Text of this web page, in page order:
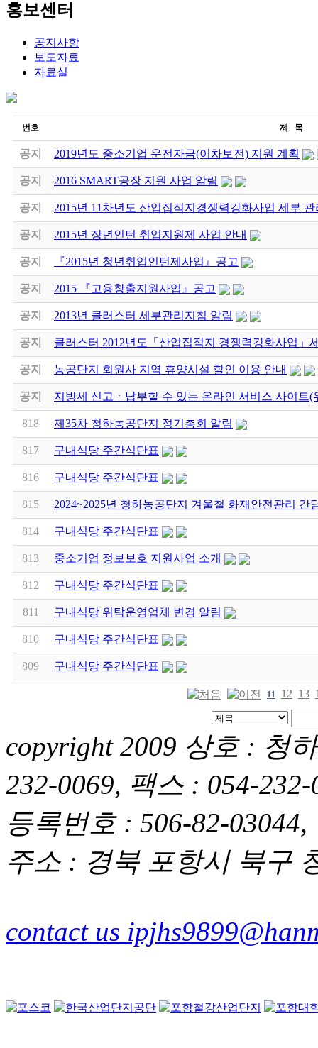
홍보센터
공지사항
보도자료
자료실
번호 제 목
공지 2019년도 중소기업 운전자금(이차보전) 지원 계획
공지 2016 SMART공장 지원 사업 알림
공지 2015년 11차년도 산업집적지경쟁력강화사업 세부
공지 2015년 장년인턴 취업지원제 사업 안내
공지 『2015년 청년취업인턴제사업』공고
공지 2015 『고용창출지원사업』공고
공지 2013년 클러스터 세부관리지침 알림
공지 클러스터 2012년도「산업집적지 경쟁력강화사업」
공지 농공단지 회원사 지역 휴양시설 할인 이용 안내
공지 지방세 신고ㆍ납부할 수 있는 온라인 서비스 사이트(
818 제35차 청하농공단지 정기총회 알림
817 구내식당 주간식단표
816 구내식당 주간식단표
815 2024~2025년 청하농공단지 겨울철 화재안전관리 간
814 구내식당 주간식단표
813 중소기업 정보보호 지원사업 소개
812 구내식당 주간식단표
811 구내식당 위탁운영업체 변경 알림
810 구내식당 주간식단표
809 구내식당 주간식단표
11 12 13
copyright 2009 상호 : 청
232-0069, 팩스 : 054-
등록번호 : 506-82-03044,
주소 : 경북 포항시 북구
contact us